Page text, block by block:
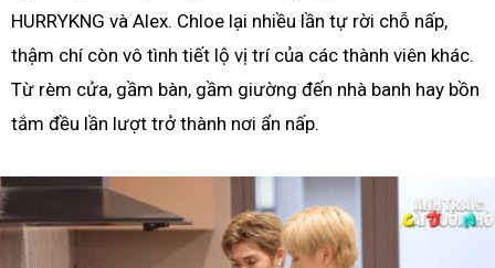
HURRYKNG và Alex. Chloe lại nhiều lần tự rời chỗ nấp,
thậm chí còn vô tình tiết lộ vị trí của các thành viên khác.
Từ rèm cửa, gầm bàn, gầm giường đến nhà banh hay bồn
tắm đều lần lượt trở thành nơi ẩn nấp.